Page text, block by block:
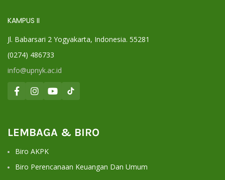
KAMPUS II
Jl. Babarsari 2 Yogyakarta, Indonesia. 55281
(0274) 486733
info@upnyk.ac.id
LEMBAGA & BIRO
Biro AKPK
Biro Perencanaan Keuangan Dan Umum